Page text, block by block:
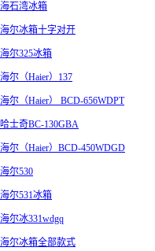
海石湾冰箱
海尔冰箱十字对开
海尔325冰箱
海尔（Haier）137
海尔（Haier） BCD-656WDPT
哈士奇BC-130GBA
海尔（Haier）BCD-450WDGD
海尔530
海尔531冰箱
海尔冰331wdgq
海尔冰箱全部款式